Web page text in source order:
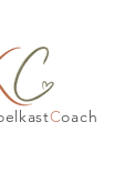
Coach